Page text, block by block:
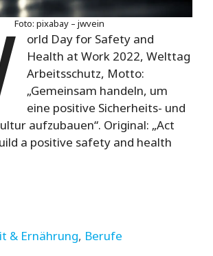
Foto: pixabay – jwvein
orld Day for Safety and
Health at Work 2022, Welttag
Arbeitsschutz, Motto:
„Gemeinsam handeln, um
eine positive Sicherheits- und
aufzubauen“. Original: „Act
a positive safety and health
& Ernährung, Berufe